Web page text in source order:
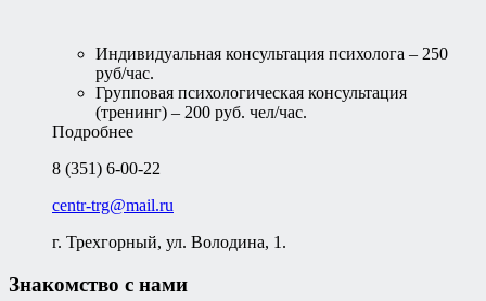
Индивидуальная консультация психолога – 250
руб/час.
Групповая психологическая консультация
(тренинг) – 200 руб. чел/час.
Подробнее
8 (351) 6-00-22
centr-trg@mail.ru
г. Трехгорный, ул. Володина, 1.
Знакомство с нами